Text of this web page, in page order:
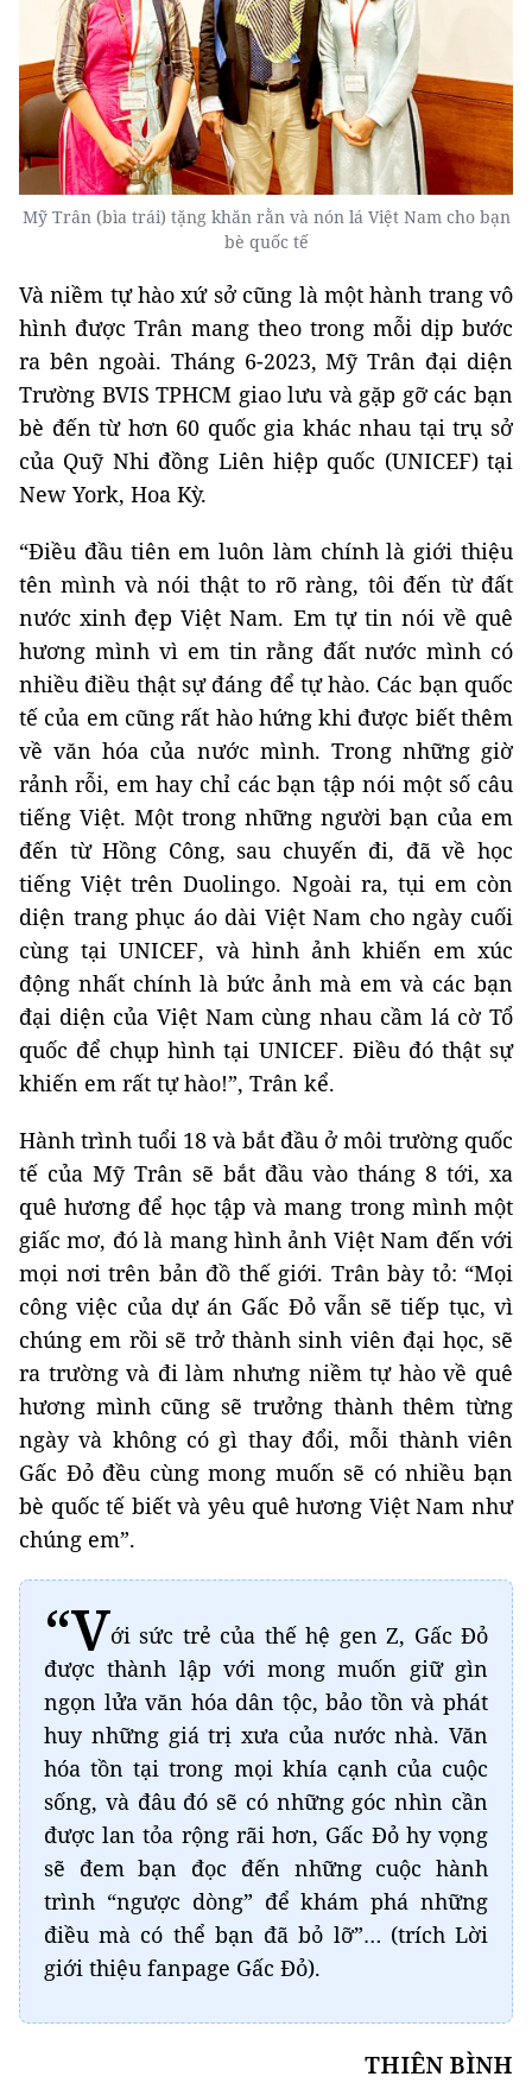
Mỹ Trân (bìa trái) tặng khăn rằn và nón lá Việt Nam cho bạn
bè quốc tế
Và niềm tự hào xứ sở cũng là một hành trang vô
hình được Trân mang theo trong mỗi dịp bước
ra bên ngoài. Tháng 6-2023, Mỹ Trân đại diện
Trường BVIS TPHCM giao lưu và gặp gỡ các bạn
bè đến từ hơn 60 quốc gia khác nhau tại trụ sở
của Quỹ Nhi đồng Liên hiệp quốc (UNICEF) tại
New York, Hoa Kỳ.
“Điều đầu tiên em luôn làm chính là giới thiệu
tên mình và nói thật to rõ ràng, tôi đến từ đất
nước xinh đẹp Việt Nam. Em tự tin nói về quê
hương mình vì em tin rằng đất nước mình có
nhiều điều thật sự đáng để tự hào. Các bạn quốc
tế của em cũng rất hào hứng khi được biết thêm
về văn hóa của nước mình. Trong những giờ
rảnh rỗi, em hay chỉ các bạn tập nói một số câu
tiếng Việt. Một trong những người bạn của em
đến từ Hồng Công, sau chuyến đi, đã về học
tiếng Việt trên Duolingo. Ngoài ra, tụi em còn
diện trang phục áo dài Việt Nam cho ngày cuối
cùng tại UNICEF, và hình ảnh khiến em xúc
động nhất chính là bức ảnh mà em và các bạn
đại diện của Việt Nam cùng nhau cầm lá cờ Tổ
quốc để chụp hình tại UNICEF. Điều đó thật sự
khiến em rất tự hào!”, Trân kể.
Hành trình tuổi 18 và bắt đầu ở môi trường quốc
tế của Mỹ Trân sẽ bắt đầu vào tháng 8 tới, xa
quê hương để học tập và mang trong mình một
giấc mơ, đó là mang hình ảnh Việt Nam đến với
mọi nơi trên bản đồ thế giới. Trân bày tỏ: “Mọi
công việc của dự án Gấc Đỏ vẫn sẽ tiếp tục, vì
chúng em rồi sẽ trở thành sinh viên đại học, sẽ
ra trường và đi làm nhưng niềm tự hào về quê
hương mình cũng sẽ trưởng thành thêm từng
ngày và không có gì thay đổi, mỗi thành viên
Gấc Đỏ đều cùng mong muốn sẽ có nhiều bạn
bè quốc tế biết và yêu quê hương Việt Nam như
chúng em”.
“Với sức trẻ của thế hệ gen Z, Gấc Đỏ
được thành lập với mong muốn giữ gìn
ngọn lửa văn hóa dân tộc, bảo tồn và phát
huy những giá trị xưa của nước nhà. Văn
hóa tồn tại trong mọi khía cạnh của cuộc
sống, và đâu đó sẽ có những góc nhìn cần
được lan tỏa rộng rãi hơn, Gấc Đỏ hy vọng
sẽ đem bạn đọc đến những cuộc hành
trình “ngược dòng” để khám phá những
điều mà có thể bạn đã bỏ lỡ”… (trích Lời
giới thiệu fanpage Gấc Đỏ).
THIÊN BÌNH